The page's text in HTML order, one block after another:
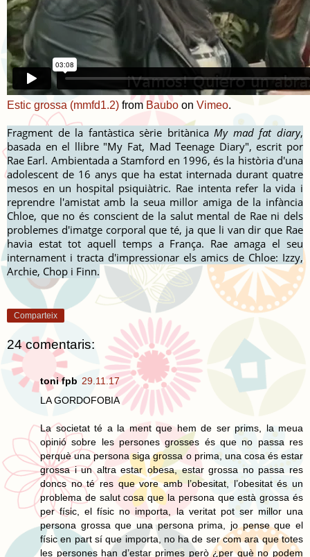
Estic grossa (mmfd1.2) from Baubo on Vimeo.
Fragment de la fantàstica sèrie britànica My mad fat diary,
basada en el llibre "My Fat, Mad Teenage Diary", escrit por
Rae Earl. Ambientada a Stamford en 1996, és la història d'una
adolescent de 16 anys que ha estat internada durant quatre
mesos en un hospital psiquiàtric. Rae intenta refer la vida i
reprendre l'amistat amb la seua millor amiga de la infància
Chloe, que no és conscient de la salut mental de Rae ni dels
problemes d'imatge corporal que té, ja que li van dir que Rae
havia estat tot aquell temps a França. Rae amaga el seu
internament i tracta d'impressionar els amics de Chloe: Izzy,
Archie, Chop i Finn.
Comparteix
24 comentaris:
toni fpb 29.11.17
LA GORDOFOBIA
La societat té a la ment que hem de ser prims, la meua
opinió sobre les persones grosses és que no passa res
perquè una persona siga grossa o prima, una cosa és estar
grossa i un altra estar obesa, estar grossa no passa res
doncs no té res que vore amb l’obesitat, l’obesitat és un
problema de salut cosa que la persona que està grossa és
per físic, el físic no importa, la veritat pot ser millor una
persona grossa que una persona prima, jo pense que el
físic en part sí que importa, no ha de ser com ara que totes
les persones han d’estar primes però ¿per què no podem